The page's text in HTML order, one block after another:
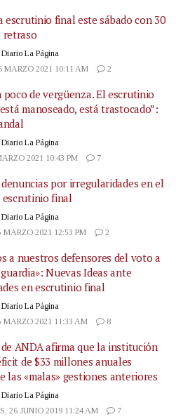
escrutinio final este sábado con 30
retraso
La Página
2021 10:11 AM
2
poco de vergüenza. El escrutinio
manoseado, está trastocado”:
La Página
2021 10:43 PM
7
por irregularidades en el
escrutinio final
La Página
2021 12:53 PM
2
a nuestros defensores del voto a
Nuevas Ideas ante
en escrutinio final
La Página
MARZO 2021 11:33 AM
8
ANDA afirma que la institución
de $33 millones anuales
las «malas» gestiones anteriores
La Página
26 JUNIO 2019 11:24 AM
7